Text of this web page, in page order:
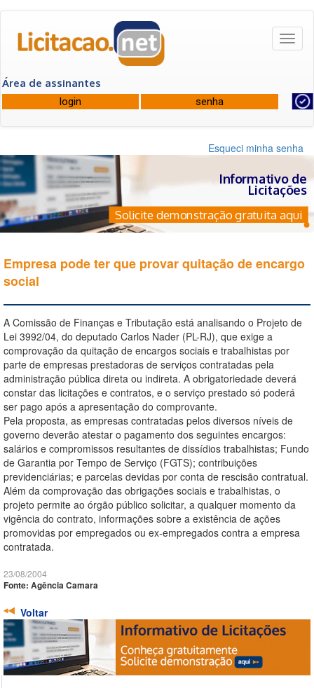
Área de assinantes
Esqueci minha senha
Informativo de
Licitações
Solicite demonstração gratuita aqui
Empresa pode ter que provar quitação de encargo
social
A Comissão de Finanças e Tributação está analisando o Projeto de
Lei 3992/04, do deputado Carlos Nader (PL-RJ), que exige a
comprovação da quitação de encargos sociais e trabalhistas por
parte de empresas prestadoras de serviços contratadas pela
administração pública direta ou indireta. A obrigatoriedade deverá
constar das licitações e contratos, e o serviço prestado só poderá
ser pago após a apresentação do comprovante.
Pela proposta, as empresas contratadas pelos diversos níveis de
governo deverão atestar o pagamento dos seguintes encargos:
salários e compromissos resultantes de dissídios trabalhistas; Fundo
de Garantia por Tempo de Serviço (FGTS); contribuições
previdenciárias; e parcelas devidas por conta de rescisão contratual.
Além da comprovação das obrigações sociais e trabalhistas, o
projeto permite ao órgão público solicitar, a qualquer momento da
vigência do contrato, informações sobre a existência de ações
promovidas por empregados ou ex-empregados contra a empresa
contratada.
23/08/2004
Fonte: Agência Camara
Voltar